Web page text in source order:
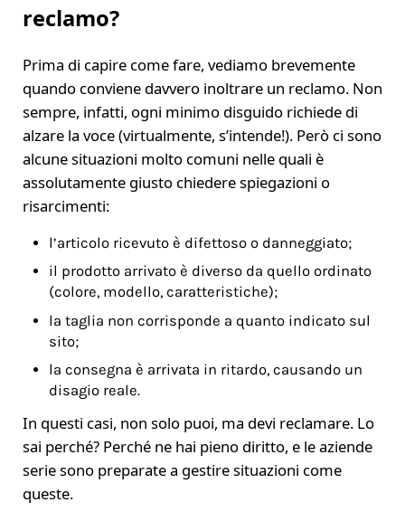
reclamo?
Prima di capire come fare, vediamo brevemente
quando conviene davvero inoltrare un reclamo. Non
sempre, infatti, ogni minimo disguido richiede di
alzare la voce (virtualmente, s’intende!). Però ci sono
alcune situazioni molto comuni nelle quali è
assolutamente giusto chiedere spiegazioni o
risarcimenti:
l’articolo ricevuto è difettoso o danneggiato;
il prodotto arrivato è diverso da quello ordinato
(colore, modello, caratteristiche);
la taglia non corrisponde a quanto indicato sul
sito;
la consegna è arrivata in ritardo, causando un
disagio reale.
In questi casi, non solo puoi, ma devi reclamare. Lo
sai perché? Perché ne hai pieno diritto, e le aziende
serie sono preparate a gestire situazioni come
queste.